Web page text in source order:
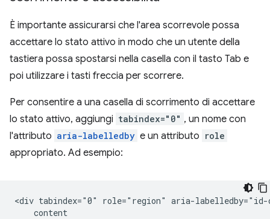
È importante assicurarsi che l'area scorrevole possa
accettare lo stato attivo in modo che un utente della
tastiera possa spostarsi nella casella con il tasto Tab e
poi utilizzare i tasti freccia per scorrere.
Per consentire a una casella di scorrimento di accettare
lo stato attivo, aggiungi tabindex="0" , un nome con
l'attributo aria-labelledby e un attributo role
appropriato. Ad esempio:
<div tabindex="0" role="region" aria-
    content